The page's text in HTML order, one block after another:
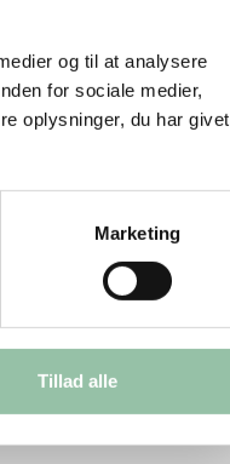
og til at analysere
for sociale medier,
oplysninger, du har givet
Marketing
Tillad alle